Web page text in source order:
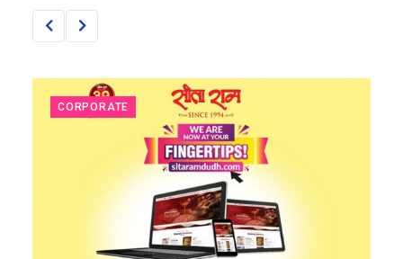
CORPORATE